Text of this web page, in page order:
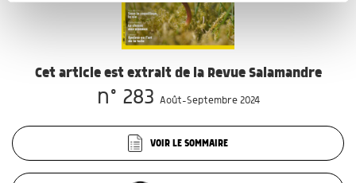
notre site avec nos partenaires de médias sociaux, de
publicité et d'analyse, qui peuvent combiner celles-ci
avec d'autres informations que vous leur avez fournies
ou qu'ils ont collectées lors de votre utilisation de leurs
services.
Cet article est extrait de la Revue Salamandre
n° 283 Août-Septembre 2024
VOIR LE SOMMAIRE